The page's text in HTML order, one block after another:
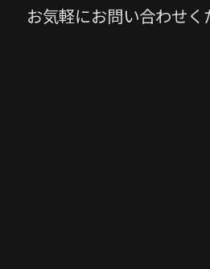
お気軽にお問い合わせ